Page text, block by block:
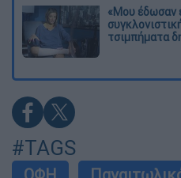
«Μου έδωσαν
τσιμπήματα
#TAGS